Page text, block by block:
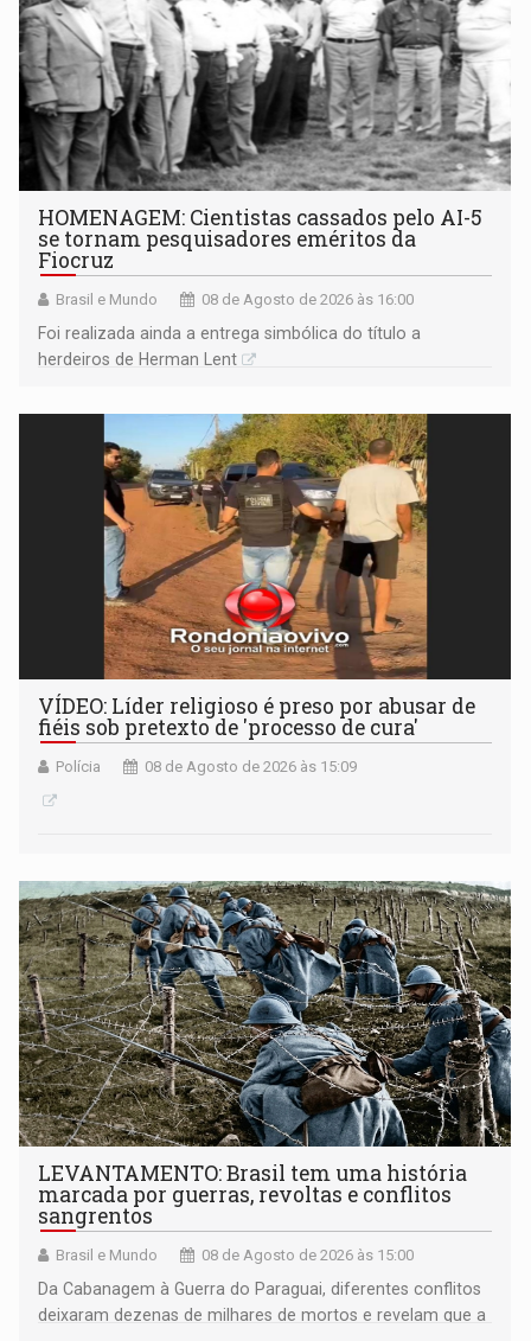
HOMENAGEM: Cientistas cassados pelo AI-5
se tornam pesquisadores eméritos da
Fiocruz
Brasil e Mundo 08 de Agosto de 2026 às 16:00
Foi realizada ainda a entrega simbólica do título a
herdeiros de Herman Lent
VÍDEO: Líder religioso é preso por abusar de
fiéis sob pretexto de 'processo de cura'
Polícia 08 de Agosto de 2026 às 15:09
LEVANTAMENTO: Brasil tem uma história
marcada por guerras, revoltas e conflitos
sangrentos
Brasil e Mundo 08 de Agosto de 2026 às 15:00
Da Cabanagem à Guerra do Paraguai, diferentes conflitos
deixaram dezenas de milhares de mortos e revelam que a